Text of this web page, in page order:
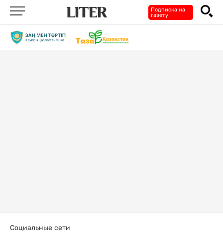
Подписка на
газету
Социальные сети